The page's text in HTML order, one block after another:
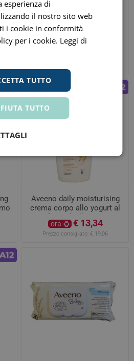
Aveeno Body Yogurt al
Profumo di Vaniglia e
Aveeno daily moisturising
crema corpo allo yogurt al
profumo di albicocca e
miele 300ml
ora € 13,34
Prezzo consigliato: € 19,06
esperienza di
il nostro sito web
i cookie in conformità
per i cookie. Leggi di
TUTTO
TUTTO